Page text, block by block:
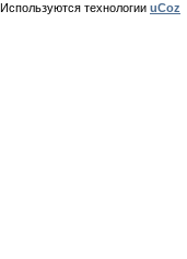
Используются технологии uCoz